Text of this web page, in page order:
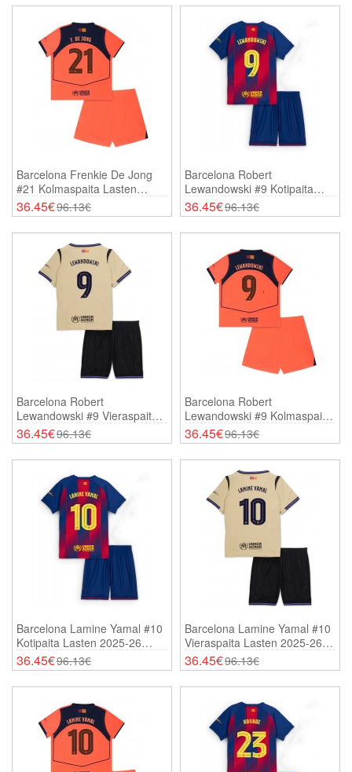
Barcelona Frenkie De Jong
#21 Kolmaspaita Lasten
2025-26 Lyhythihainen (+
Shortsit)
36.45€96.13€
Barcelona Robert
Lewandowski #9 Kotipaita
Lasten 2025-26 Lyhythihainen
(+ Shortsit)
36.45€96.13€
Barcelona Robert
Lewandowski #9 Vieraspaita
Lasten 2025-26 Lyhythihainen
(+ Shortsit)
36.45€96.13€
Barcelona Robert
Lewandowski #9 Kolmaspaita
Lasten 2025-26 Lyhythihainen
(+ Shortsit)
36.45€96.13€
Barcelona Lamine Yamal #10
Kotipaita Lasten 2025-26
Lyhythihainen (+ Shortsit)
36.45€96.13€
Barcelona Lamine Yamal #10
Vieraspaita Lasten 2025-26
Lyhythihainen (+ Shortsit)
36.45€96.13€